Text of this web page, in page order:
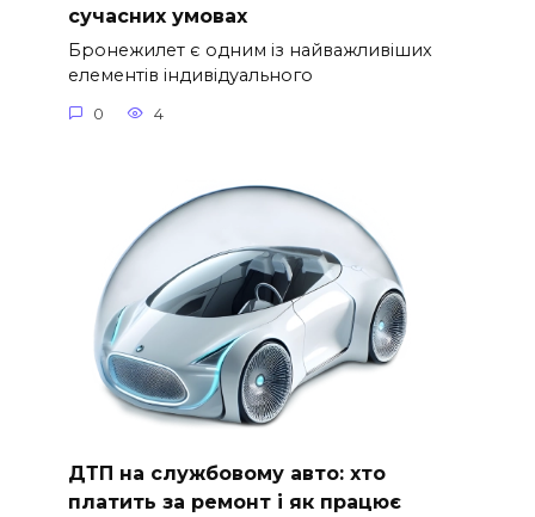
сучасних умовах
Бронежилет є одним із найважливіших
елементів індивідуального
0 4
ДТП на службовому авто: хто
платить за ремонт і як працює